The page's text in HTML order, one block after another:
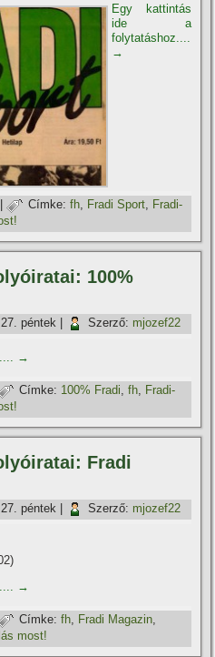
Egy kattintás
ide a
folytatáshoz....
→
| Címke: fh, Fradi Sport, Fradi-
100%
péntek Szerző: mjozef22
→
Címke: 100% Fradi,fh, Fradi-
Fradi
péntek Szerző: mjozef22
→
Címke: fh, Fradi Magazin,
most!